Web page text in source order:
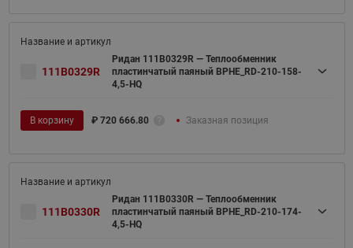
111B0329R
Ридан 111B0329R — Теплообменник
пластинчатый паяный BPHE_RD-210-158-
4,5-HQ
В корзину ₽ 720 666.80 Заказная позиция
111B0330R
Ридан 111B0330R — Теплообменник
пластинчатый паяный BPHE_RD-210-174-
4,5-HQ